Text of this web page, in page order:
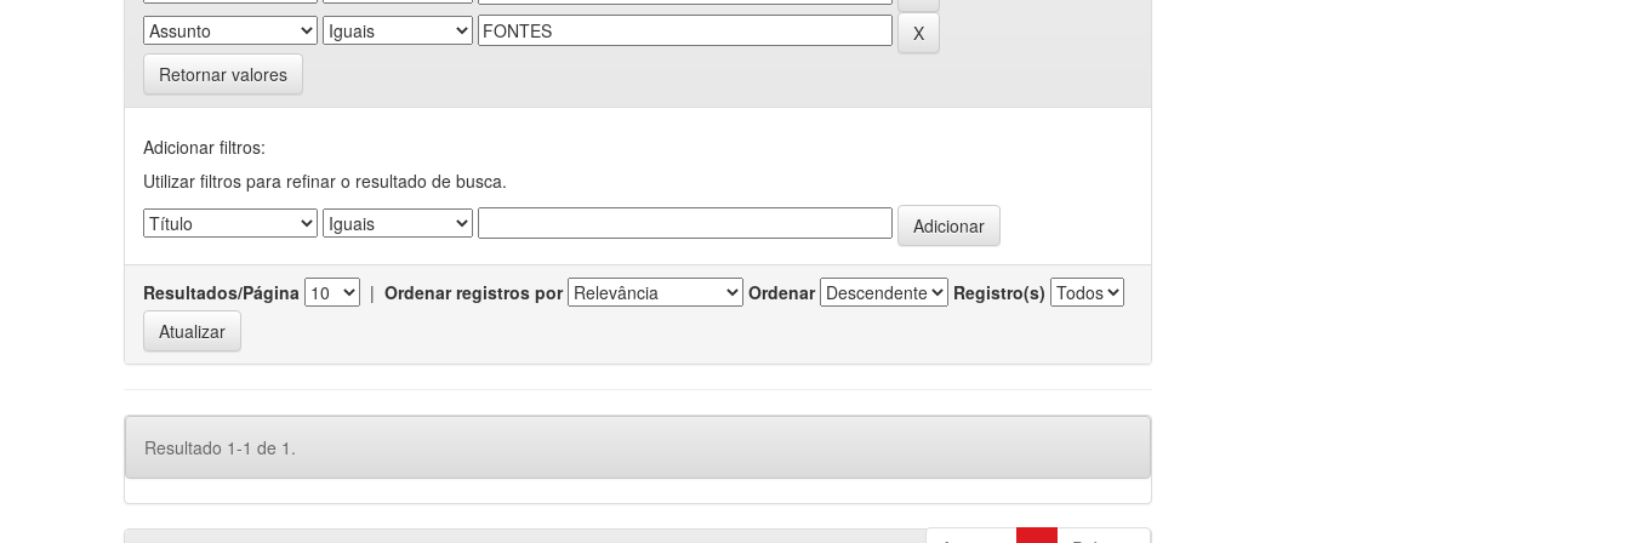
Retornar valores
Adicionar filtros:
Utilizar filtros para refinar o resultado de busca.
Resultados/Página | Ordenar registros por Ordenar Registro(s)
Resultado 1-1 de 1.